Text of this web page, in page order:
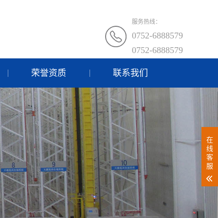
服务热线：
0752-6888579
0752-6888579
荣誉资质 联系我们
在
线
客
服